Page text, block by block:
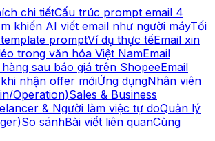
chi tiếtCấu trúc prompt email 4
khiến AI viết email như người máyTối
promptVí dụ thực tếEmail xin
trong văn hóa Việt NamEmail
sau báo giá trên ShopeeEmail
nhận offer mớiỨng dụngNhân viên
Operation)Sales & Business
& Người làm việc tự doQuản lý
So sánhBài viết liên quanCùng